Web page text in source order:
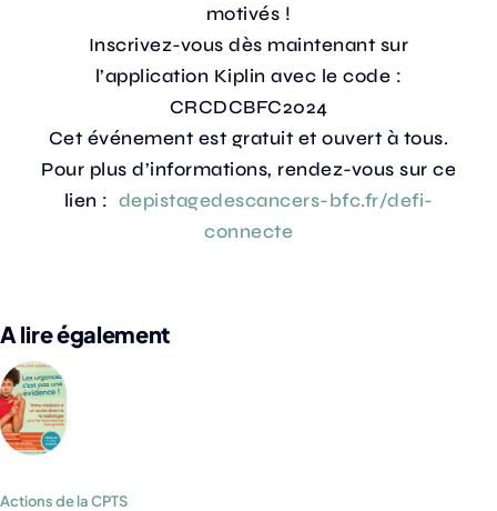
motivés !
Inscrivez-vous dès maintenant sur
l’application Kiplin avec le code :
CRCDCBFC2024
Cet événement est gratuit et ouvert à tous.
Pour plus d’informations, rendez-vous sur ce
lien : depistagedescancers-bfc.fr/defi-
connecte
A lire également
Actions de la CPTS